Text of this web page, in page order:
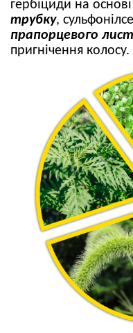
гербіциди на
трубку,
прапорцевого
пригнічення колосу.